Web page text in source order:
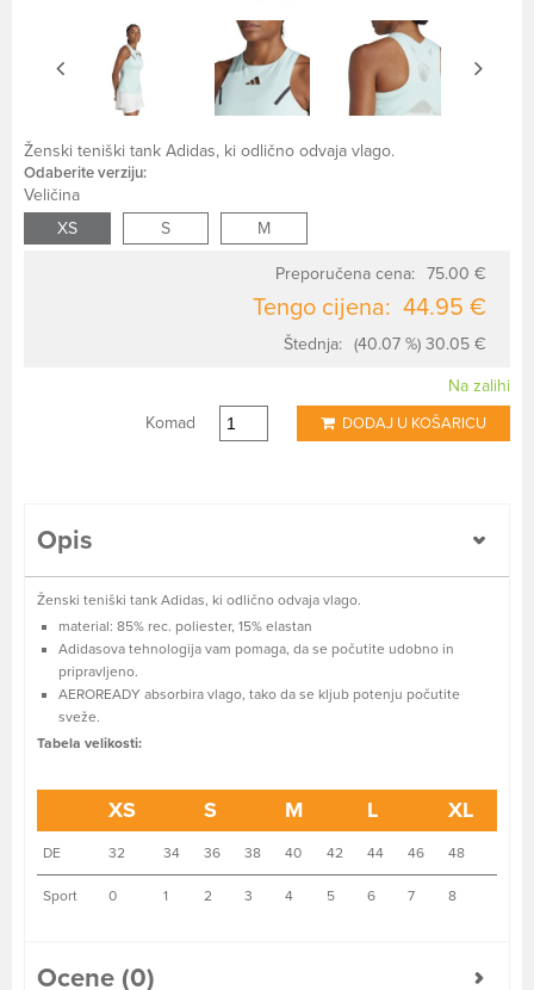
Ženski teniški tank Adidas, ki odlično odvaja vlago.
Odaberite verziju:
Veličina
XS
S M
Preporučena cena: 75.00 €
Tengo cijena: 44.95 €
Štednja: (40.07 %) 30.05 €
Na zalihi
Komad
DODAJ U KOŠARICU
Opis
Ženski teniški tank Adidas, ki odlično odvaja vlago.
material: 85% rec. poliester, 15% elastan
Adidasova tehnologija vam pomaga, da se počutite udobno in
pripravljeno.
AEROREADY absorbira vlago, tako da se kljub potenju počutite
sveže.
Tabela velikosti:
XS S M L XL
DE 32 34 36 38 40 42 44 46 48
Sport 0 1 2 3 4 5 6 7 8
Ocene (0)